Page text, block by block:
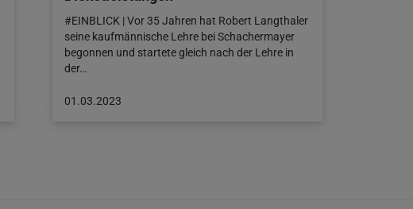
#EINBLICK | Vor 35 Jahren hat Robert Langthaler
seine kaufmännische Lehre bei Schachermayer
begonnen und startete gleich nach der Lehre in
der…
Beitrag
01.03.2023